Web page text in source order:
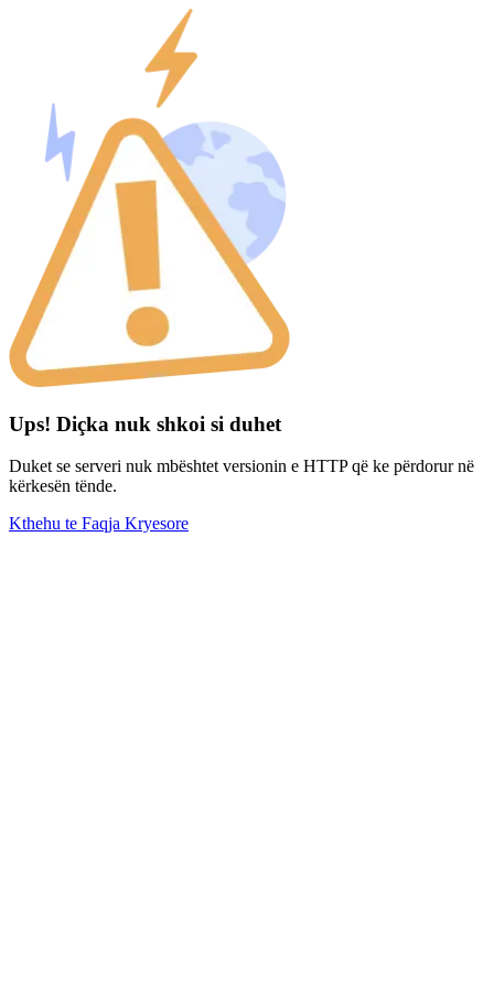
Ups! Diçka nuk shkoi si duhet
Duket se serveri nuk mbështet versionin e HTTP që ke përdorur në
kërkesën tënde.
Kthehu te Faqja Kryesore